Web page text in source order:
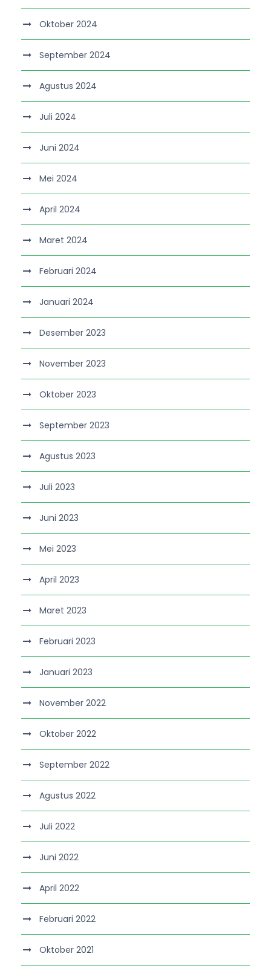
Oktober 2024
September 2024
Agustus 2024
Juli 2024
Juni 2024
Mei 2024
April 2024
Maret 2024
Februari 2024
Januari 2024
Desember 2023
November 2023
Oktober 2023
September 2023
Agustus 2023
Juli 2023
Juni 2023
Mei 2023
April 2023
Maret 2023
Februari 2023
Januari 2023
November 2022
Oktober 2022
September 2022
Agustus 2022
Juli 2022
Juni 2022
April 2022
Februari 2022
Oktober 2021